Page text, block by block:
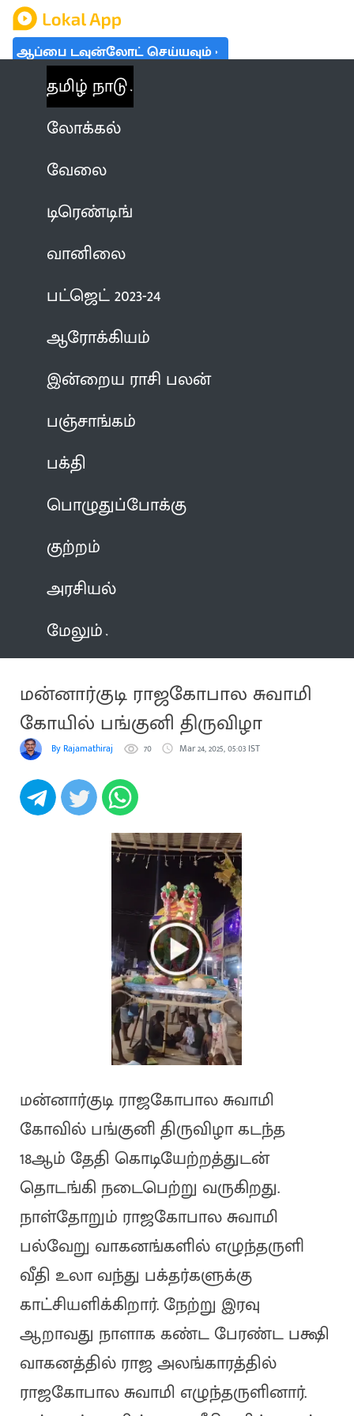
ஆப்பை டவுன்லோட் செய்யவும்
தமிழ் நாடு
லோக்கல்
வேலை
டிரெண்டிங்
வானிலை
பட்ஜெட் 2023-24
ஆரோக்கியம்
இன்றைய ராசி பலன்
பஞ்சாங்கம்
பக்தி
பொழுதுப்போக்கு
குற்றம்
அரசியல்
மேலும்
மன்னார்குடி ராஜகோபால சுவாமி
கோயில் பங்குனி திருவிழா
By Rajamathiraj 70 Mar 24, 2025, 05:03 IST
மன்னார்குடி ராஜகோபால சுவாமி
கோவில் பங்குனி திருவிழா கடந்த
18ஆம் தேதி கொடியேற்றத்துடன்
தொடங்கி நடைபெற்று வருகிறது.
நாள்தோறும் ராஜகோபால சுவாமி
பல்வேறு வாகனங்களில் எழுந்தருளி
வீதி உலா வந்து பக்தர்களுக்கு
காட்சியளிக்கிறார். நேற்று இரவு
ஆறாவது நாளாக கண்ட பேரண்ட பக்ஷி
வாகனத்தில் ராஜ அலங்காரத்தில்
ராஜகோபால சுவாமி எழுந்தருளினார்.